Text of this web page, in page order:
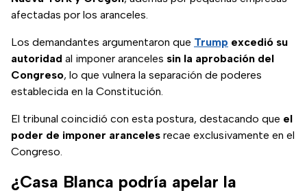
afectadas por los aranceles.
Los demandantes argumentaron que Trump excedió su
autoridad al imponer aranceles sin la aprobación del
Congreso, lo que vulnera la separación de poderes
establecida en la Constitución.
El tribunal coincidió con esta postura, destacando que el
poder de imponer aranceles recae exclusivamente en el
Congreso.
¿Casa Blanca podría apelar la